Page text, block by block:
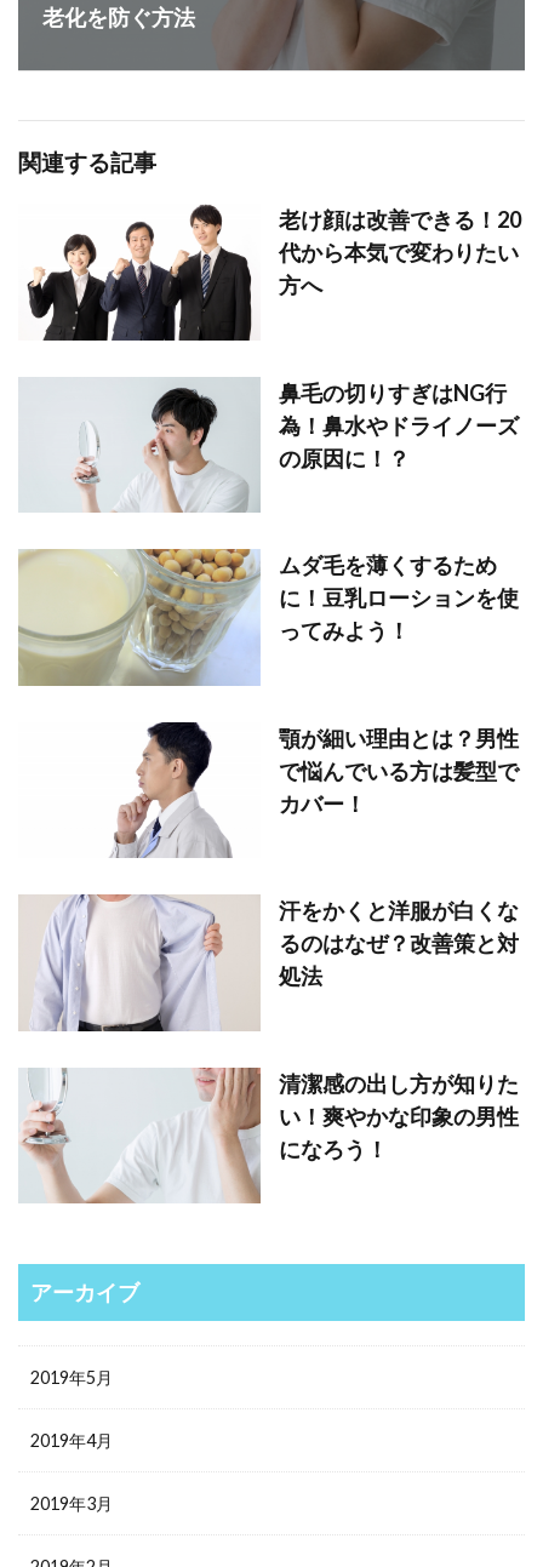
老化を防ぐ方法
関連する記事
老け顔は改善できる！20
代から本気で変わりたい
方へ
鼻毛の切りすぎはNG行
為！鼻水やドライノーズ
の原因に！？
ムダ毛を薄くするため
に！豆乳ローションを使
ってみよう！
顎が細い理由とは？男性
で悩んでいる方は髪型で
カバー！
汗をかくと洋服が白くな
るのはなぜ？改善策と対
処法
清潔感の出し方が知りた
い！爽やかな印象の男性
になろう！
アーカイブ
2019年5月
2019年4月
2019年3月